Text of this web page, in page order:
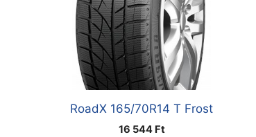
RoadX 165/70R14 T Frost
16 544 Ft